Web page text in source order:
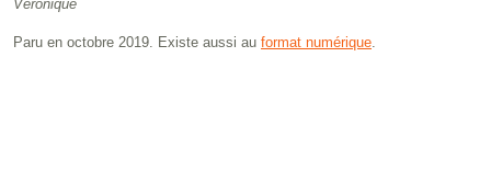
Véronique
Paru en octobre 2019. Existe aussi au format numérique.